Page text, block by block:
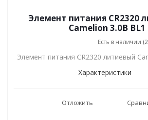
Элемент питания CR2320
Camelion 3.0В BL1
Есть в наличии
Элемент питания CR2320 литиевый
Характеристики
Отложить